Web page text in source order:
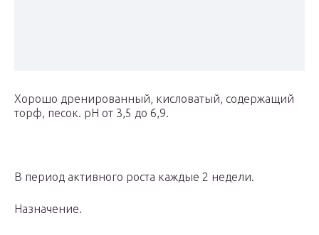
Хорошо дренированный, кисловатый, содержащий
торф, песок. рН от 3,5 до 6,9.
В период активного роста каждые 2 недели.
Назначение.